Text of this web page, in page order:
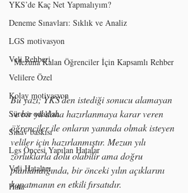
YKS’de Kaç Net Yapmalıyım?
Deneme Sınavları: Sıklık ve Analiz
LGS motivasyon
Veli Rehberi
Velilere Özel
Kolay motivasyon
Sürece odaklan
Sınav baskısı
Lgs Öncesi Yapılan Hatalar
Veli Hataları
Hata
Mezuna Kalan Öğrenciler İçin Kapsamlı Rehber
Bu yazı; YKS'den istediği sonucu alamayan
ve bir yıl daha hazırlanmaya karar veren
öğrenciler ile onların yanında olmak isteyen
veliler için hazırlanmıştır. Mezun yılı
zorluklarla dolu olabilir ama doğru
planlandığında, bir önceki yılın açıklarını
kapatmanın en etkili fırsatıdır.